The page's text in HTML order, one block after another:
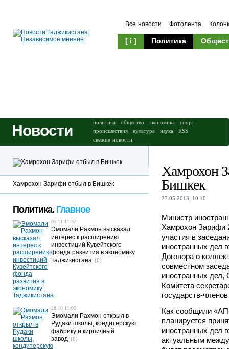
Все новости Фотолента
[ i ] Политика
Новости политика общество экономика
спорт
происшествия
культура наука
RSS
свежие новости
Хамрохон
Бишкек
27.05.2013, 10:10
Министр
Хамрохон Зарифи
участия в
иностранных дел
Договора о
совместном
иностранных дел,
Комитета
государств-
Как сообщили
планируется
иностранных дел
актуальным
Хамрохон Зарифи отбыл в Бишкек
Политика. Главное
05.11 11:32
Эмомали Рахмон высказал
интерес к расширению
инвестиций Кувейтского
фонда развития в экономику
Таджикистана (0)
28.10 11:05
Эмомали Рахмон открыл в
Рудаки школы, кондитерскую
фабрику и кирпичный
завод (0)